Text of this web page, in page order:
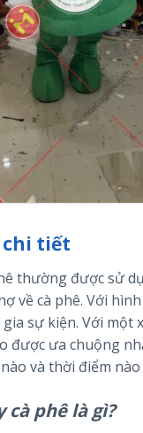
tiết
thường được sử
về cà phê. Với
sự kiện. Với một
được ưa chuộng
và thời điểm
cà phê là gì?